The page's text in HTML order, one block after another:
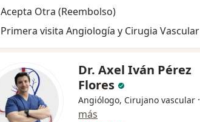
Acepta Otra (Reembolso)
Primera visita Angiología y Cirugia Vascular
Dr. Axel Iván Pérez
Flores
Angiólogo, Cirujano vascular ·
más